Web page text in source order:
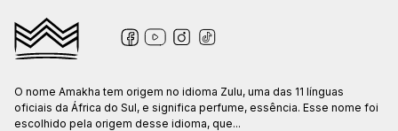
O nome Amakha tem origem no idioma Zulu, uma das 11 línguas
oficiais da África do Sul, e significa perfume, essência. Esse nome foi
escolhido pela origem desse idioma, que...